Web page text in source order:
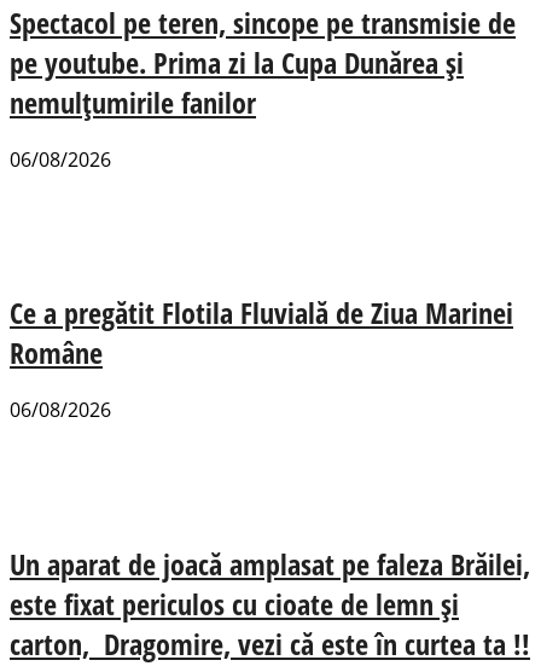
Spectacol pe teren, sincope pe transmisie de
pe youtube. Prima zi la Cupa Dunărea și
nemulțumirile fanilor
06/08/2026
Ce a pregătit Flotila Fluvială de Ziua Marinei
Române
06/08/2026
Un aparat de joacă amplasat pe faleza Brăilei,
este fixat periculos cu cioate de lemn și
carton, Dragomire, vezi că este în curtea ta !!